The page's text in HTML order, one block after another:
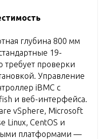
глубина 800 мм
19-
требует проверки
Управление
iBMC с
и веб-интерфейса.
vSphere, Microsoft
Linux, CentOS и
платформами —